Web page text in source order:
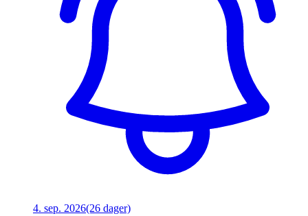
4. sep. 2026(26 dager)